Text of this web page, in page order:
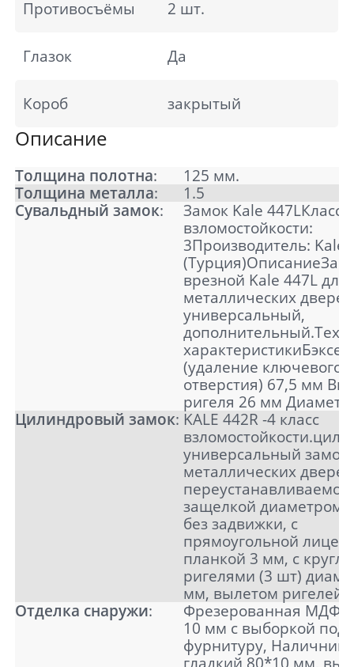
Противосъёмы 2 шт.
Глазок Да
Короб закрытый
Описание
Толщина полотна:
125 мм.
Толщина металла:
1.5
Сувальдный замок:
Замок Kale 447LКласс
взломостойкости:
3Производитель: Kale
врезной Kale 447L для
металлических
универсальный,
характеристикиБэксет
(удаление ключевого
отверстия) 67,5 мм
ригеля 26 мм
Цилиндровый замок: KALE 442R -4 класс
универсальный
металлических
переустанавливаемой
защелкой диаметром
без задвижки, с
прямоугольной
планкой 3 мм, с
ригелями (3 шт)
мм, вылетом ригелей
Отделка снаружи:
Фрезерованная МДФ
10 мм с выборкой под
фурнитуру, Наличник